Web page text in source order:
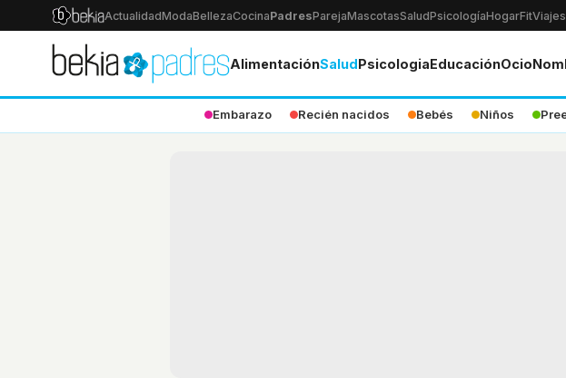
ActualidadModaBellezaCocinaPadresParejaMascotasSaludPsicologíaHogarFitViajes
AlimentaciónSaludPsicologiaEducaciónOcio
Embarazo Recién nacidos Bebés Niños